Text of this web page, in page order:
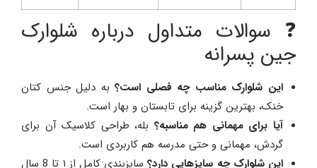
❓ سوالات متداول درباره شلوارک
جین پسرانه
این شلوارک مناسب چه فصلی است؟به دلیل جنس کتان
خنک، بهترین گزینه برای تابستان و بهار است.
آیا برای مهمانی هم مناسبه؟ بله، طراحی کلاسیک آن برای
گردش، مهمانی و حتی مدرسه هم کاربردی است.
این شلوارک چه سایزهایی دارد؟
سایزبندی کامل از ۱ تا 8 سال